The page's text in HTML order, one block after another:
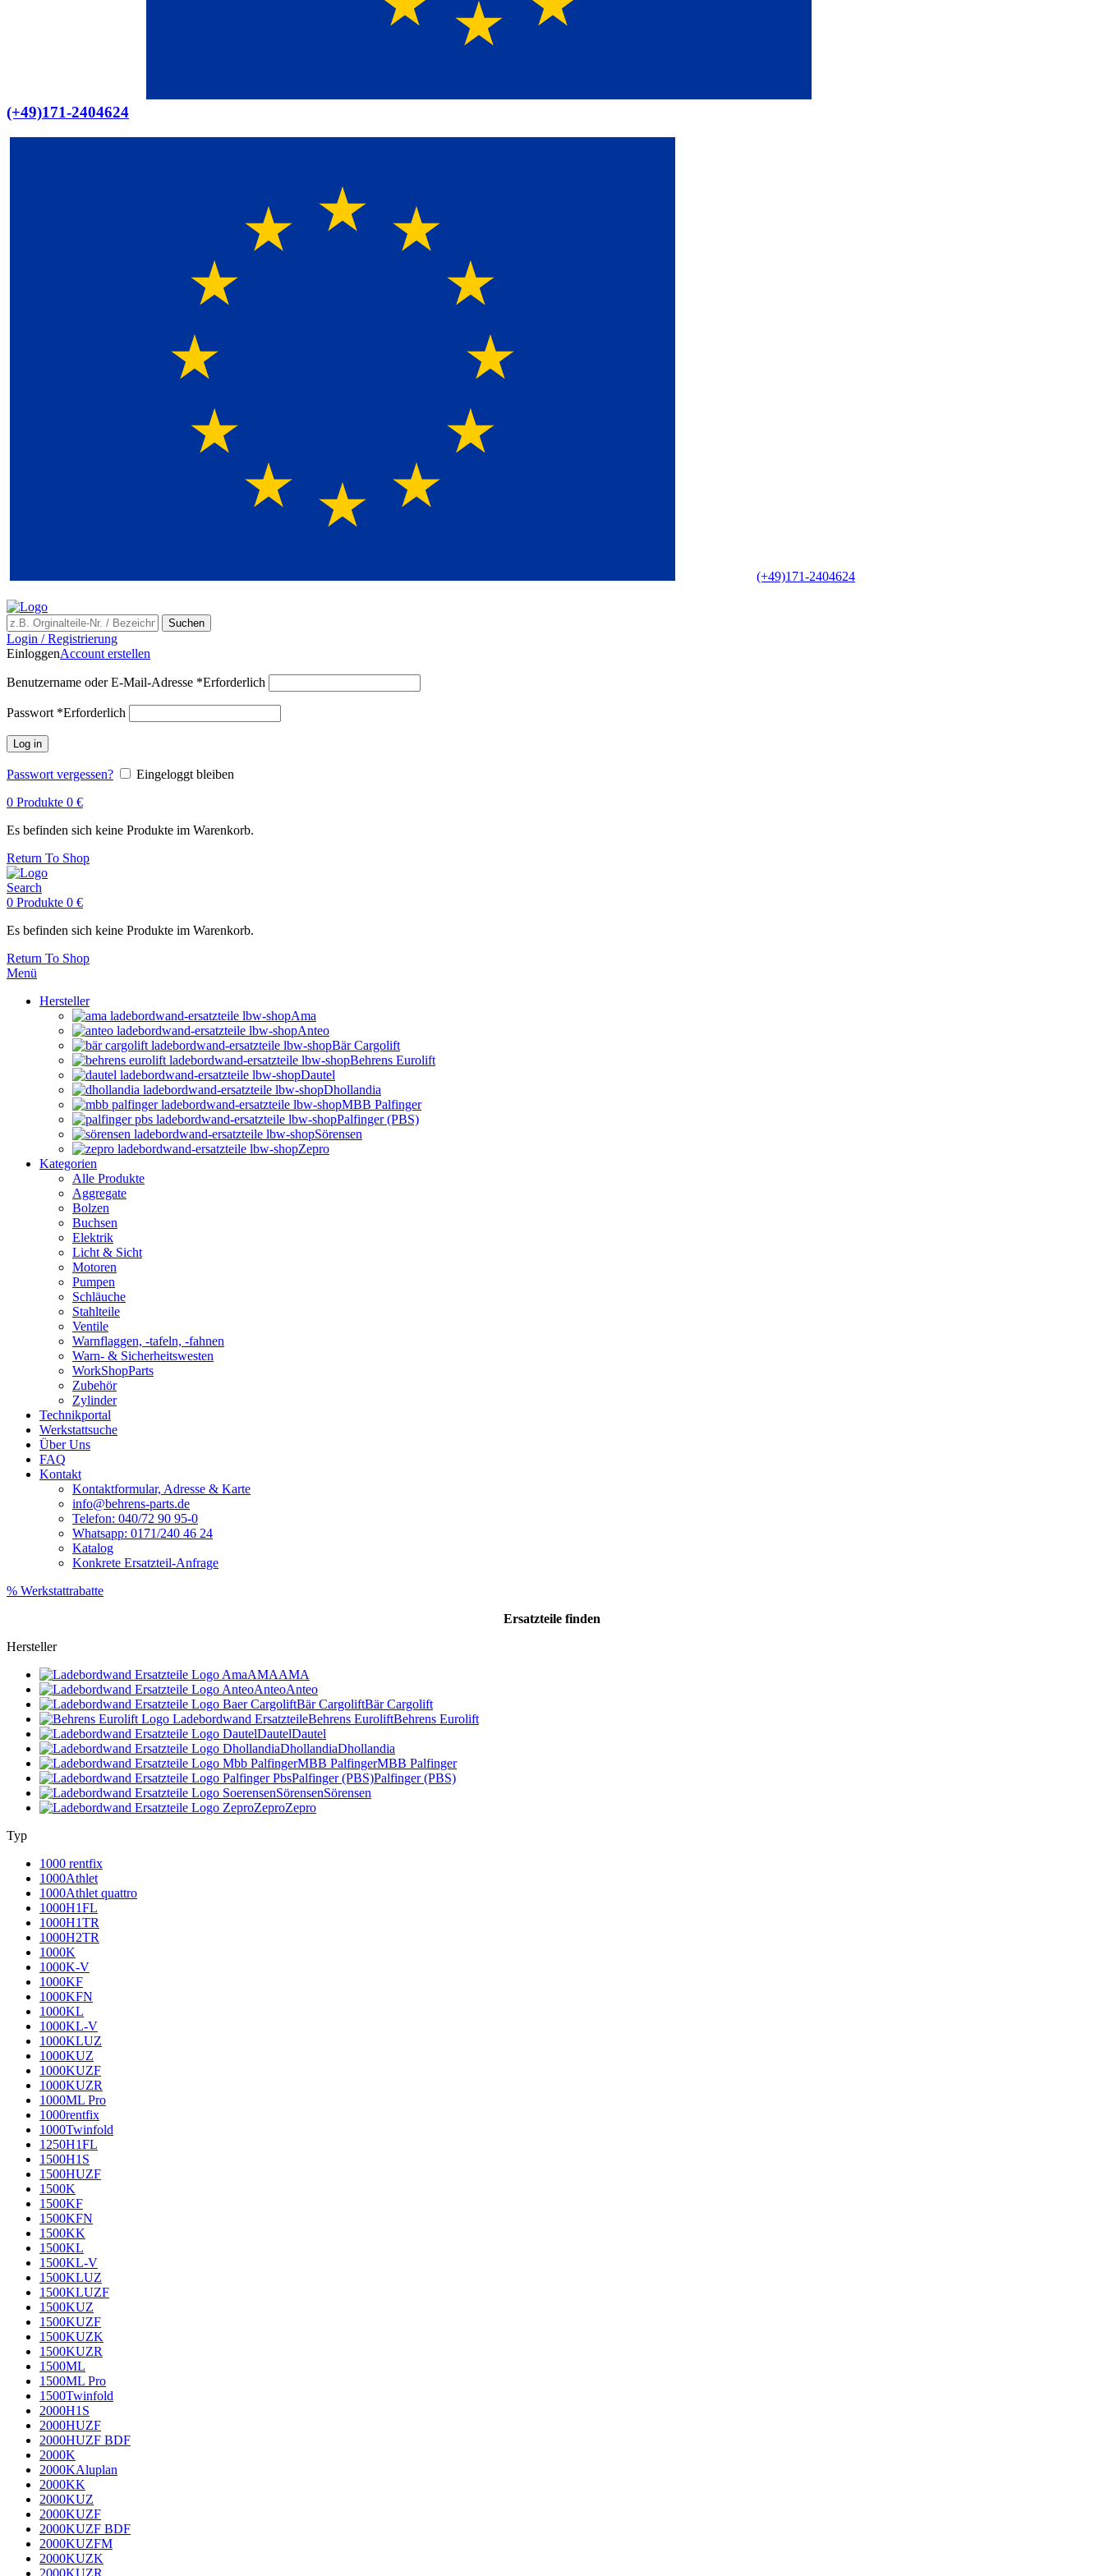
(+49)171-2404624
(+49)171-2404624
Suchen
Login / Registrierung
EinloggenAccount erstellen
Benutzername oder E-Mail-Adresse *Erforderlich
Passwort *Erforderlich
Log in
Passwort vergessen?
Eingeloggt bleiben
0 Produkte 0 €
Es befinden sich keine Produkte im Warenkorb.
Return To Shop
Search
0 Produkte 0 €
Es befinden sich keine Produkte im Warenkorb.
Return To Shop
Menü
Hersteller
Ama
Anteo
Bär Cargolift
Behrens Eurolift
Dautel
Dhollandia
MBB Palfinger
Palfinger (PBS)
Sörensen
Zepro
Kategorien
Alle Produkte
Aggregate
Bolzen
Buchsen
Elektrik
Licht & Sicht
Motoren
Pumpen
Schläuche
Stahlteile
Ventile
Warnflaggen, -tafeln, -fahnen
Warn- & Sicherheitswesten
WorkShopParts
Zubehör
Zylinder
Technikportal
Werkstattsuche
Über Uns
FAQ
Kontakt
Kontaktformular, Adresse & Karte
info@behrens-parts.de
Telefon: 040/72 90 95-0
Whatsapp: 0171/240 46 24
Katalog
Konkrete Ersatzteil-Anfrage
% Werkstattrabatte
Ersatzteile finden
Hersteller
AMAAMA
AnteoAnteo
Bär CargoliftBär Cargolift
Behrens EuroliftBehrens Eurolift
DautelDautel
DhollandiaDhollandia
MBB PalfingerMBB Palfinger
Palfinger (PBS)Palfinger (PBS)
SörensenSörensen
ZeproZepro
Typ
1000 rentfix
1000Athlet
1000Athlet quattro
1000H1FL
1000H1TR
1000H2TR
1000K
1000K-V
1000KF
1000KFN
1000KL
1000KL-V
1000KLUZ
1000KUZ
1000KUZF
1000KUZR
1000ML Pro
1000rentfix
1000Twinfold
1250H1FL
1500H1S
1500HUZF
1500K
1500KF
1500KFN
1500KK
1500KL
1500KL-V
1500KLUZ
1500KLUZF
1500KUZ
1500KUZF
1500KUZK
1500KUZR
1500ML
1500ML Pro
1500Twinfold
2000H1S
2000HUZF
2000HUZF BDF
2000K
2000KAluplan
2000KK
2000KUZ
2000KUZF
2000KUZF BDF
2000KUZFM
2000KUZK
2000KUZR